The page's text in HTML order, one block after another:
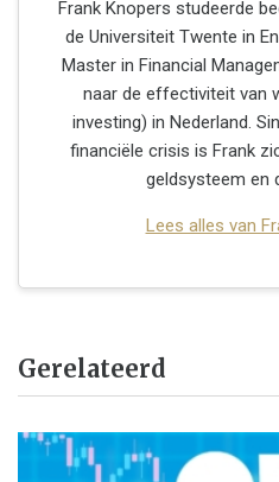
Frank Knopers studeerde
de Universiteit Twente in
Master in Financial
naar de effectiviteit van
investing) in Nederland.
financiële crisis is Frank
geldsysteem en
Lees alles van
Gerelateerd